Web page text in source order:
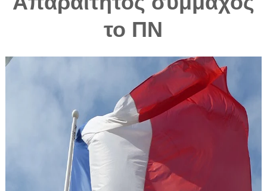
το ΠΝ